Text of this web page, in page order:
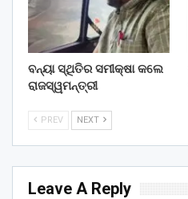
ବନ୍ୟା ସ୍ଥିତିର ସମୀକ୍ଷା କଲେ
ରାଜସ୍ୱମନ୍ତ୍ରୀ
PREV NEXT
Leave A Reply